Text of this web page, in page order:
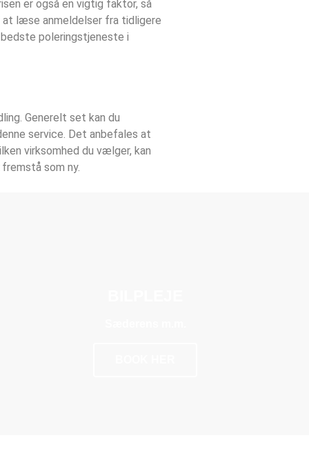
er også en vigtig faktor, så
læse anmeldelser fra tidligere
poleringstjeneste i
Generelt set kan du
service. Det anbefales at
virksomhed du vælger, kan
som ny.